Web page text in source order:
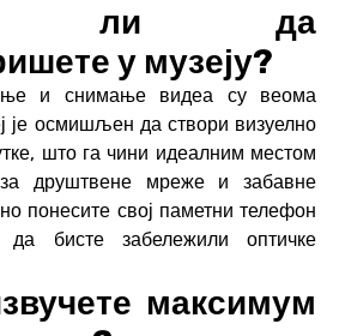
ли да
у музеју?
и снимање видеа су веома
је осмишљен да створи визуелно
што га чини идеалним местом
друштвене мреже и забавне
понесите свој паметни телефон
да бисте забележили оптичке
максимум